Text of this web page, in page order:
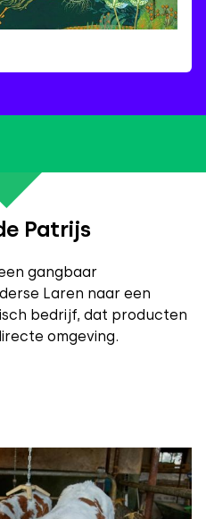
Patrijs
gangbaar
Laren naar een
bedrijf, dat producten
omgeving.